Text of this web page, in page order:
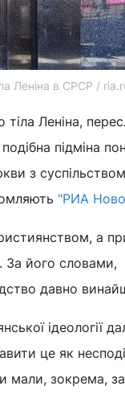
Леніна в СРСР /
Леніна,
підміна
з
"РИА
а
його словами,
давно
ідеології
це як
мали, зокрема,